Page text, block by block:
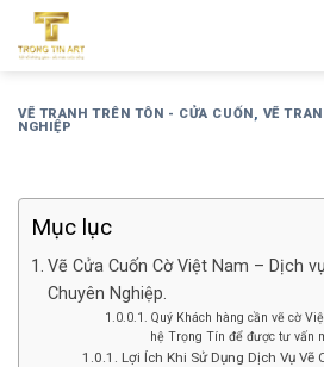
qua
dungVẼ TRANH TRÊN TÔN - CỬA CUỐN, VẼ
NGHIỆP
Mục lục
Vẽ Cửa Cuốn Cờ Việt Nam – Dịch
Chuyên Nghiệp.
Quý Khách hàng cần vẽ cờ
hệ Trọng Tín để được tư vấn
Lợi Ích Khi Sử Dụng Dịch Vụ Vẽ